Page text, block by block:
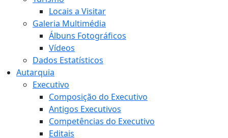
Locais a Visitar
Galeria Multimédia
Álbuns Fotográficos
Vídeos
Dados Estatísticos
Autarquia
Executivo
Composição do Executivo
Antigos Executivos
Competências do Executivo
Editais